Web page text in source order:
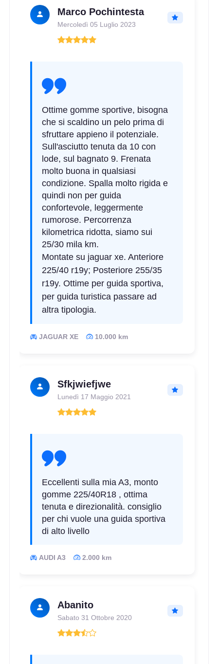
245/40 R17 91Y FR
Disponibile
205/45 R17 88Y FR XL
Disponibile
Marco Pochintesta
Mercoledì 05 Luglio 2023
Ottime gomme sportive, bisogna
che si scaldino un pelo prima di
sfruttare appieno il potenziale.
Sull'asciutto tenuta da 10 con
lode, sul bagnato 9. Frenata
molto buona in qualsiasi
condizione. Spalla molto rigida e
quindi non per guida
confortevole, leggermente
rumorose. Percorrenza
kilometrica ridotta, siamo sui
25/30 mila km.
Montate su jaguar xe. Anteriore
225/40 r19y; Posteriore 255/35
r19y. Ottime per guida sportiva,
per guida turistica passare ad
altra tipologia.
JAGUAR XE 10.000 km
Sfkjwiefjwe
Lunedì 17 Maggio 2021
Eccellenti sulla mia A3, monto
gomme 225/40R18 , ottima
tenuta e direzionalità. consiglio
per chi vuole una guida sportiva
di alto livello
AUDI A3 2.000 km
Abanito
Sabato 31 Ottobre 2020